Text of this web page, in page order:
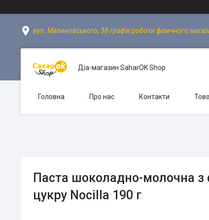
вул. Малиновського, 38 графік роботи фізичного
Діа-магазин SaharOK Shop
Головна Про нас Контакти
Паста шоколадно-молочна з
цукру Nocilla 190 г